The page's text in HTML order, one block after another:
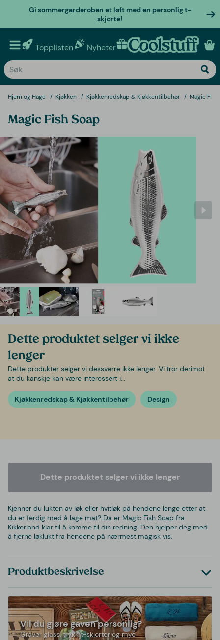
Gi sommergarderoben et løft med en personlig t-
skjorte!
Topplisten Nyheter Personlige gaver
Hjem og Hage Kjøkken Kjøkkenredskap & Kjøkkentilbehør Magic Fish
Magic Fish Soap
Dette produktet selger vi ikke
lenger
Dette produkter selger vi dessverre ikke lenger. Vi tror derimot
at du kanskje kan være interessert i...
Kjøkkenredskap & Kjøkkentilbehør Design
Dette produktet selger vi ikke lenger
Kjenner du lukten av løk eller hvitløk på hendene lenge etter at
du er ferdig med å lage mat? Da er Magic Fish Soap fra
Kikkerland klar til å komme til din redning! Den hjelper deg med
å fjerne løklukt fra hendene på nærmest magisk vis.
Produktbeskrivelse
Vil du gjøre gaven personlig?
Graver glass, trykk t-skjorter og mye